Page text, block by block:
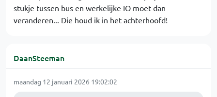
stukje tussen bus en werkelijke IO moet dan
veranderen... Die houd ik in het achterhoofd!
DaanSteeman
maandag 12 januari 2026 19:02:02